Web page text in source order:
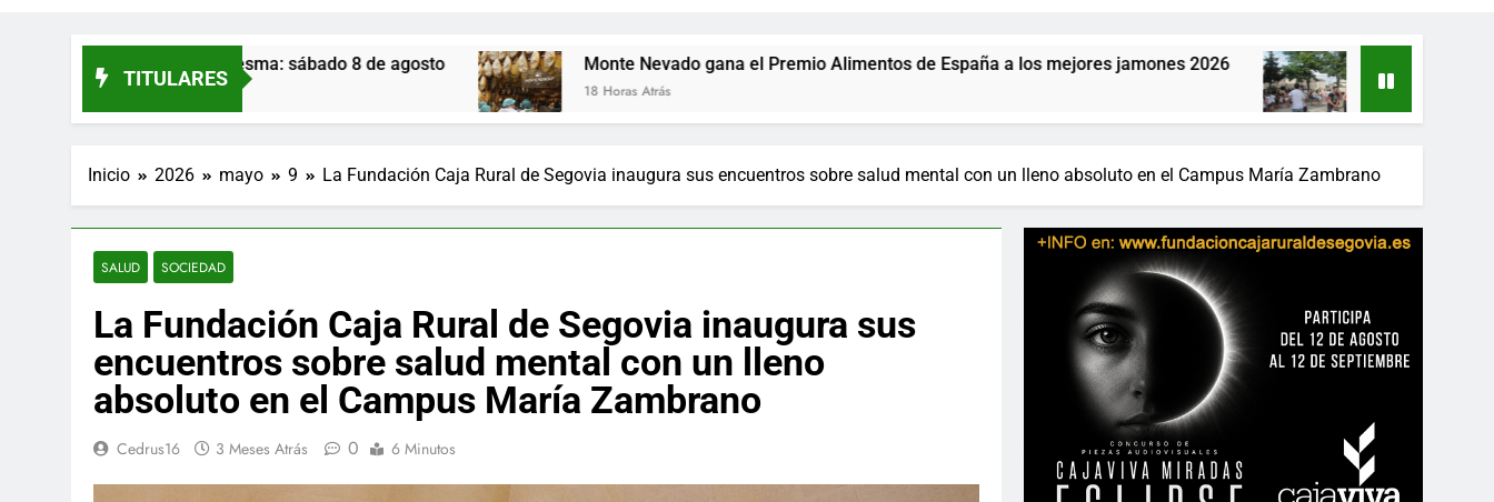
TITULARES
de Eresma: sábado 8 de agosto Monte Nevado gana el Premio Alimentos de España a los mejores jamones 2026
18 Horas Atrás
La provincia vibra este fin de
18 Horas Atrás
Inicio 2026 mayo 9 La Fundación Caja Rural de Segovia inaugura sus encuentros sobre salud mental con un lleno absoluto en el Campus María Zambrano
SALUD SOCIEDAD
La Fundación Caja Rural de Segovia inaugura sus
encuentros sobre salud mental con un lleno
absoluto en el Campus María Zambrano
Cedrus16 3 Meses Atrás 0 6 Minutos